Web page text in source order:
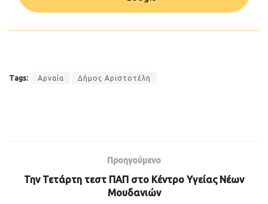
Tags: Αρναία Δήμος Αριστοτέλη
Προηγούμενο
Την Τετάρτη τεστ ΠΑΠ στο Κέντρο Υγείας Νέων
Μουδανιών